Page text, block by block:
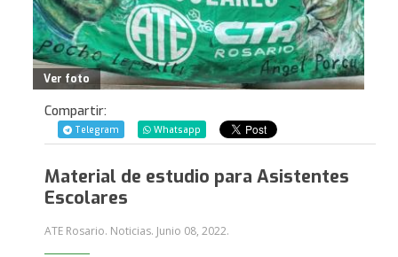
Ver foto
Compartir:
Telegram Whatsapp
Material de estudio para Asistentes
Escolares
ATE Rosario. Noticias. Junio 08, 2022.